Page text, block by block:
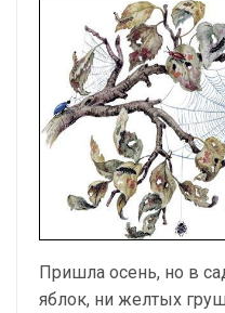
Пришла осень, но в
яблок, ни желтых